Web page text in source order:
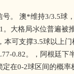
澳*维持3/3.5球，
大格局氺位普遍被
本可支撑3.5球以上
0.82。，阿根廷
在0-2球区间的概